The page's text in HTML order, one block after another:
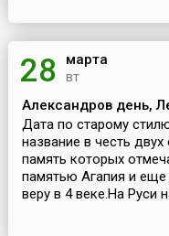
28 марта
вт
Александров день,
Дата по старому
название в честь
память которых
памятью Агапия и еще
веру в 4 веке.На Руси